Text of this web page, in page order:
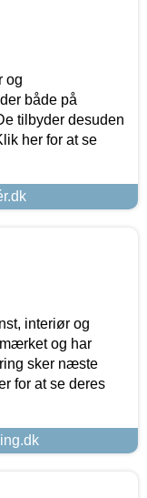
og
både på
tilbyder desuden
her for at se
interiør og
og har
sker næste
for at se deres